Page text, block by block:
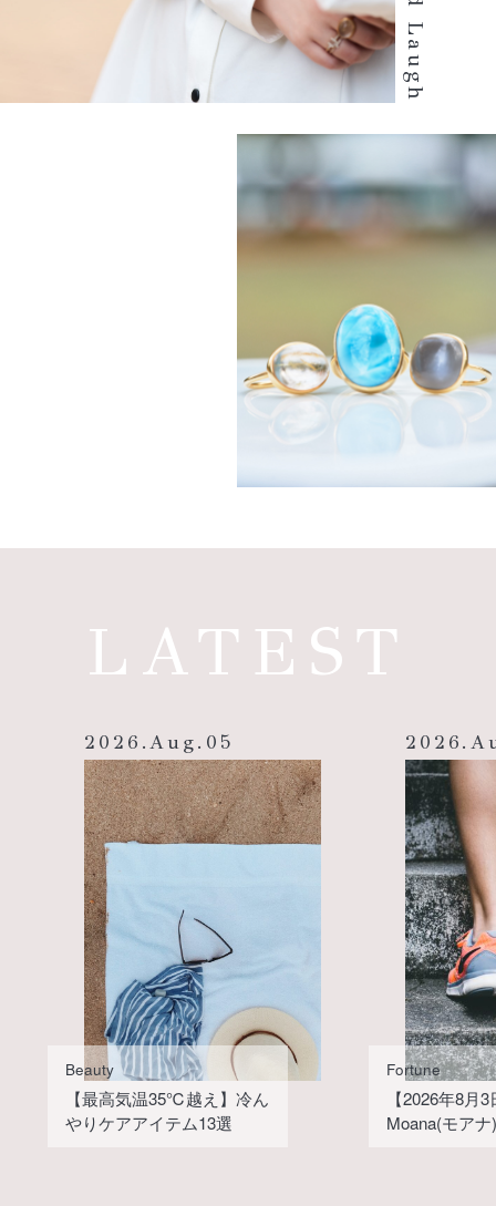
LATEST
2026 .Aug. 05
Beauty
【最高気温35℃越え】冷ん
やりケアアイテム13選
2026.
Fortune
【2026年8月
Moana(モア